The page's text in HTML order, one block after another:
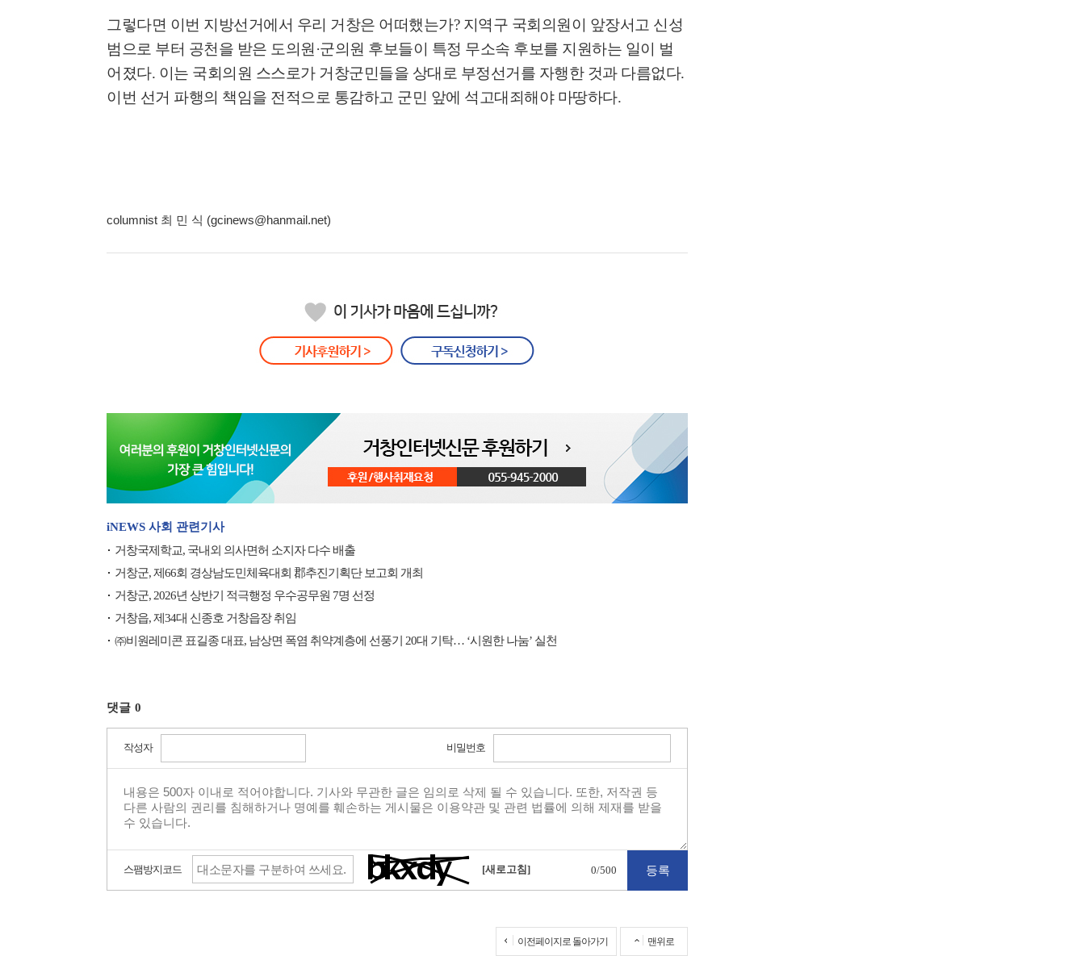
그렇다면 이번 지방선거에서 우리 거창은 어떠했는가? 지역구 국회의원이 앞장서고 신성
범으로 부터 공천을 받은 도의원 ·군의원 후보들이 특정 무소속 후보를 지원하는 일이 벌
어졌다. 이는 국회의원 스스로가 거창군민들을 상대로 부정선거를 자행한 것과 다름없다.
이번 선거 파행의 책임을 전적으로 통감하고 군민 앞에 석고대죄해야 마땅하다.
columnist 최 민 식 (gcinews@hanmail.net)
iNEWS 사회 관련기사
거창국제학교, 국내외 의사면허 소지자 다수 배출
거창군, 제66회 경상남도민체육대회 郡추진기획단 보고회 개최
거창군, 2026년 상반기 적극행정 우수공무원 7명 선정
거창읍, 제34대 신종호 거창읍장 취임
㈜비원레미콘 표길종 대표, 남상면 폭염 취약계층에 선풍기 20대 기탁… ‘시원한 나눔’ 실천
댓글 0
작성자 비밀번호
스팸방지코드 [새로고침] 0/500
이전페이지로 돌아가기 맨위로